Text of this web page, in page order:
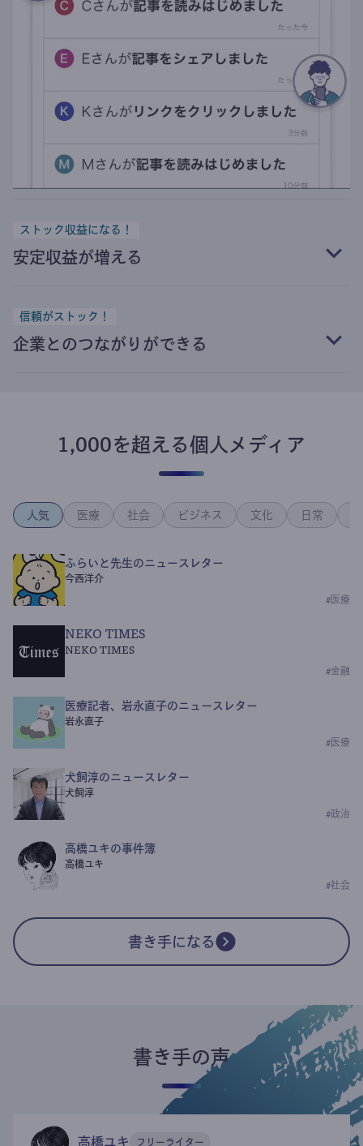
ストック収益になる！
安定収益が増える
信頼がストック！
企業とのつながりができる
1,000を超える個人メディア
人気 医療 社会 ビジネス 文化 日常
ふらいと先生のニュースレター
今西洋介
# 医療
NEKO TIMES
NEKO TIMES
#金融
医療記者、岩永直子のニュースレター
岩永直子
# 医療
犬飼淳のニュースレター
犬飼淳
#政治
高橋ユキの事件簿
高橋ユキ
#社会
書き手になる
書き手の声
高橋ユキ フリーライター